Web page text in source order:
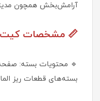
آرامش‌بخش همچون
📏 مشخصات کیت
🔹 محتویات بسته:
بسته‌های قطعات ریز